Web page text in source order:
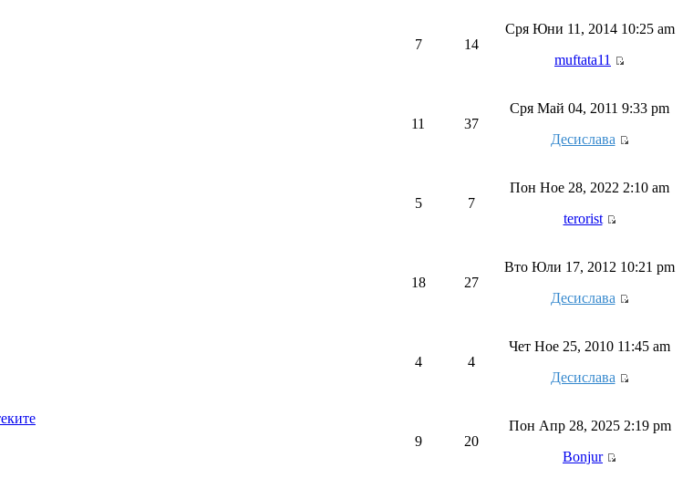
7
14
Сря Юни 11, 2014 10:25 am
muftata11
11
37
Сря Май 04, 2011 9:33 pm
Десислава
5
7
Пон Ное 28, 2022 2:10 am
terorist
18
27
Вто Юли 17, 2012 10:21 pm
Десислава
4
4
Чет Ное 25, 2010 11:45 am
Десислава
9
20
Пон Апр 28, 2025 2:19 pm
Bonjur